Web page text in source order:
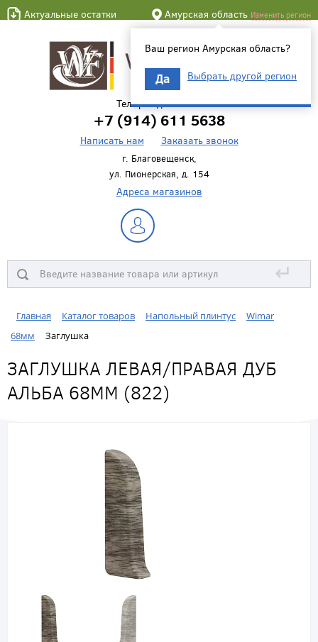
Актуальные остатки Амурская область Изменить регион
Ваш регион Амурская область?
Да Выбрать другой регион
Телефон для связи
+7 (914) 611 5638
Написать нам Заказать звонок
г. Благовещенск,
ул. Пионерская, д. 154
Адреса магазинов
↵
Главная Каталог товаров Напольный плинтус
Wimar
68мм
Заглушка
ЗАГЛУШКА ЛЕВАЯ/ПРАВАЯ ДУБ
АЛЬБА 68ММ (822)